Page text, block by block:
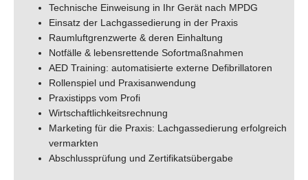
Technische Einweisung in Ihr Gerät nach MPDG
Einsatz der Lachgassedierung in der Praxis
Raumluftgrenzwerte & deren Einhaltung
Notfälle & lebensrettende Sofortmaßnahmen
AED Training: automatisierte externe Defibrillatoren
Rollenspiel und Praxisanwendung
Praxistipps vom Profi
Wirtschaftlichkeitsrechnung
Marketing für die Praxis: Lachgassedierung erfolgreich
vermarkten
Abschlussprüfung und Zertifikatsübergabe